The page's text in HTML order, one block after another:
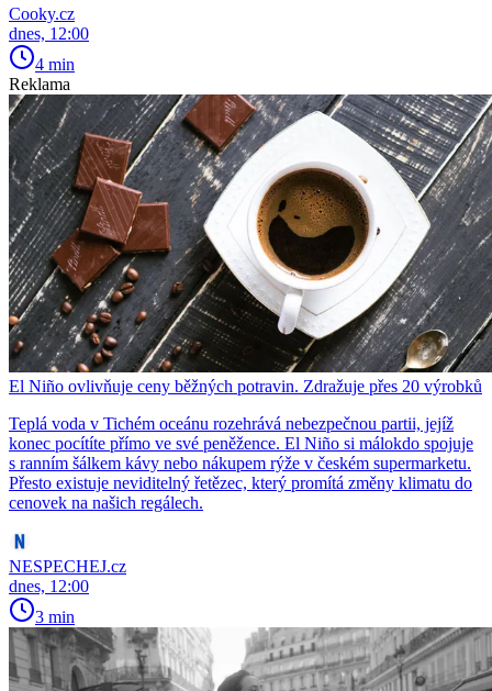
Cooky.cz
dnes, 12:00
4 min
Reklama
El Niño ovlivňuje ceny běžných potravin. Zdražuje přes 20 výrobků
Teplá voda v Tichém oceánu rozehrává nebezpečnou partii, jejíž
konec pocítíte přímo ve své peněžence. El Niño si málokdo spojuje
s ranním šálkem kávy nebo nákupem rýže v českém supermarketu.
Přesto existuje neviditelný řetězec, který promítá změny klimatu do
cenovek na našich regálech.
NESPECHEJ.cz
dnes, 12:00
3 min